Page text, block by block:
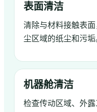
表面清洁
清除与材料接触表
尘区域的纸尘和污垢
机器舱清洁
检查传动区域、外